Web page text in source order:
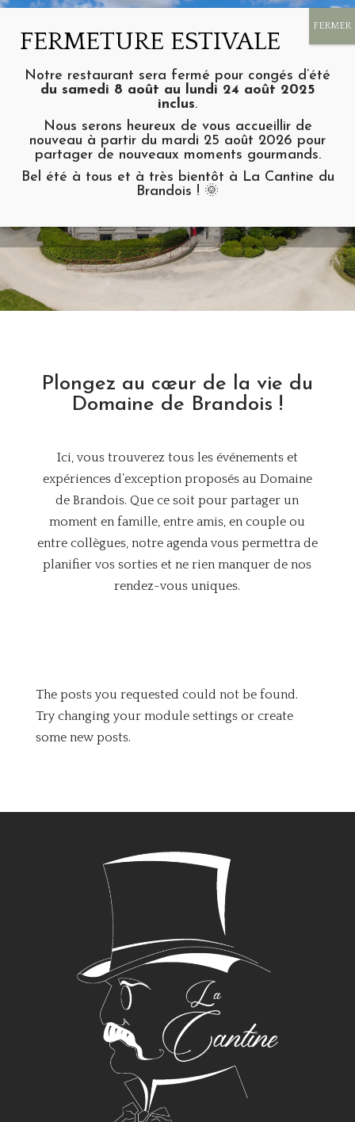
L’Agenda du
Plongez au cœur de la vie du
Domaine de Brandois !
Ici, vous trouverez tous les événements et
expériences d’exception proposés au Domaine
de Brandois. Que ce soit pour partager un
moment en famille, entre amis, en couple ou
entre collègues, notre agenda vous permettra de
planifier vos sorties et ne rien manquer de nos
rendez-vous uniques.
The posts you requested could not be found.
Try changing your module settings or create
some new posts.
Notre restaurant sera fermé pour congés d’été
du samedi 8 août au lundi 24 août 2025
inclus.
Nous serons heureux de vous accueillir de
nouveau à partir du mardi 25 août 2026 pour
partager de nouveaux moments gourmands.
Bel été à tous et à très bientôt à La Cantine du
Brandois ! 🌞